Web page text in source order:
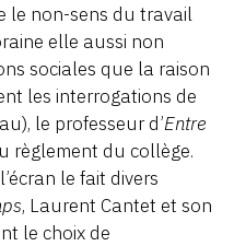
le non-sens du travail
elle aussi non
sociales que la raison
les interrogations de
le professeur d’Entre
règlement du collège.
le fait divers
, Laurent Cantet et son
le choix de